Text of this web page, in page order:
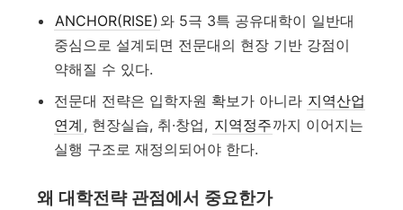
ANCHOR(RISE) 와 5극 3특 공유대학이 일반대
중심으로 설계되면 전문대의 현장 기반 강점이
약해질 수 있다.
전문대 전략은 입학자원 확보가 아니라 지역산업
연계 , 현장실습, 취·창업, 지역정주까지 이어지는
실행 구조로 재정의되어야 한다.
왜 대학전략 관점에서 중요한가